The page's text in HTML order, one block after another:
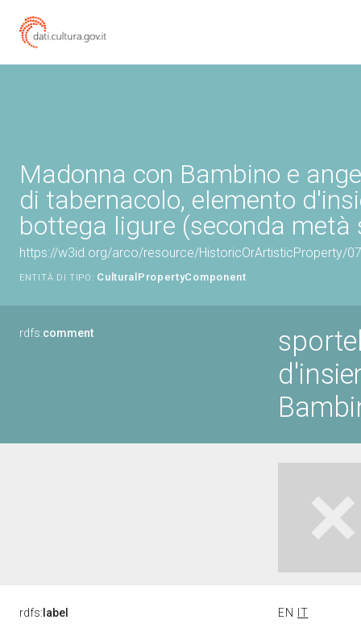
Madonna con Bambino e
di tabernacolo, elemento
bottega ligure (seconda metà
https://w3id.org/arco/resource/HistoricOrArtisticProperty/
ENTITÀ DI TIPO: CulturalPropertyComponent
rdfs:comment
rdfs: label EN IT